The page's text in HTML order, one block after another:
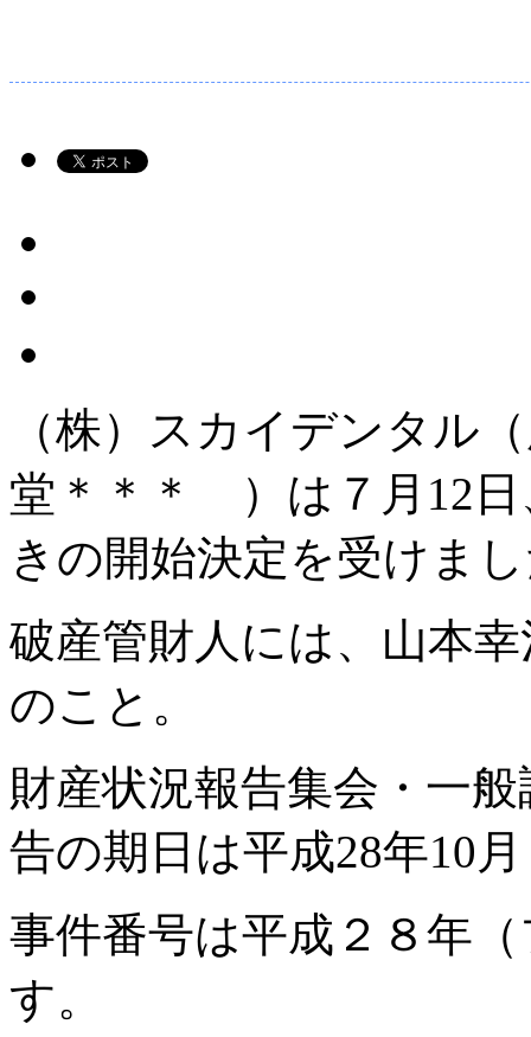
（株）スカイデンタル
堂＊＊＊ ）は７月12日
きの開始決定を受けま
破産管財人には、山本
のこと。
財産状況報告集会・一
告の期日は平成28年10
事件番号は平成２８年
す。